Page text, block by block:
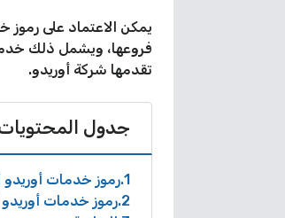
يمكن الاعتماد على رموز
فروعها، ويشمل ذلك
تقدمها شركة أوريدو.
جدول
1 رموز خدمات أوريدو
2 رموز خدمات